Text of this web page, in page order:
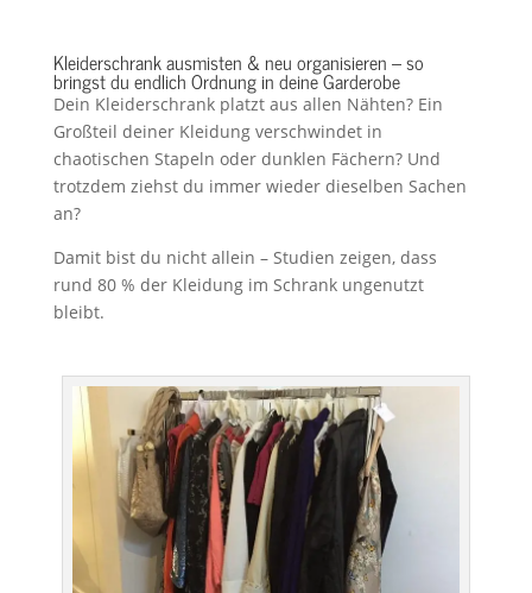
Kleiderschrank ausmisten & neu organisieren – so
bringst du endlich Ordnung in deine Garderobe
Dein Kleiderschrank platzt aus allen Nähten? Ein
Großteil deiner Kleidung verschwindet in
chaotischen Stapeln oder dunklen Fächern? Und
trotzdem ziehst du immer wieder dieselben Sachen
an?
Damit bist du nicht allein – Studien zeigen, dass
rund 80 % der Kleidung im Schrank ungenutzt
bleibt.